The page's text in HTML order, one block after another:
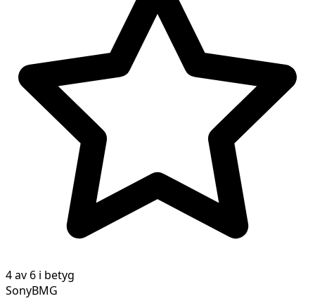
4 av 6 i betyg
SonyBMG